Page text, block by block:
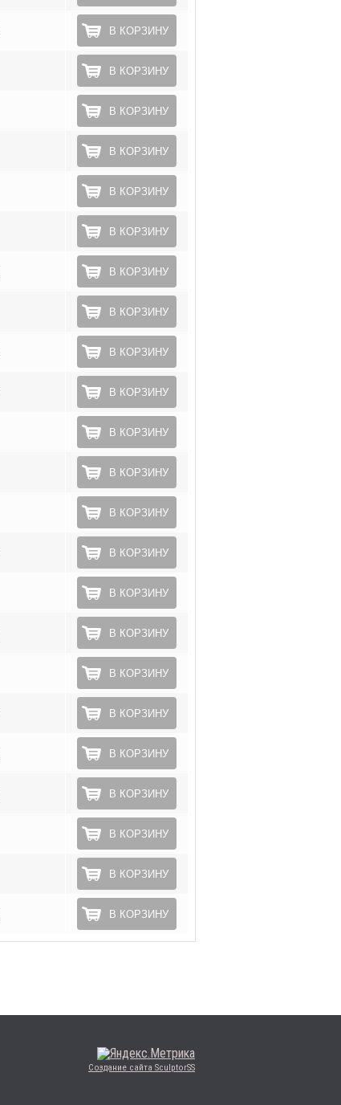
В КОРЗИНУ
В КОРЗИНУ
В КОРЗИНУ
В КОРЗИНУ
В КОРЗИНУ
В КОРЗИНУ
В КОРЗИНУ
В КОРЗИНУ
В КОРЗИНУ
В КОРЗИНУ
В КОРЗИНУ
В КОРЗИНУ
В КОРЗИНУ
В КОРЗИНУ
В КОРЗИНУ
В КОРЗИНУ
В КОРЗИНУ
В КОРЗИНУ
В КОРЗИНУ
В КОРЗИНУ
В КОРЗИНУ
В КОРЗИНУ
В КОРЗИНУ
Создание сайта SculptorSS